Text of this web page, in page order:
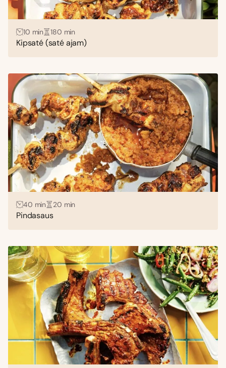
10 min 180 min
Kipsaté (saté ajam)
40 min 20 min
Pindasaus